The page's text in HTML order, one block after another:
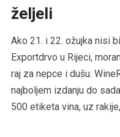
željeli
Ako 21. i 22. ožujka nisi
Exportdrvo u Rijeci,
raj za nepce i dušu.
najboljem izdanju do
500 etiketa vina, uz